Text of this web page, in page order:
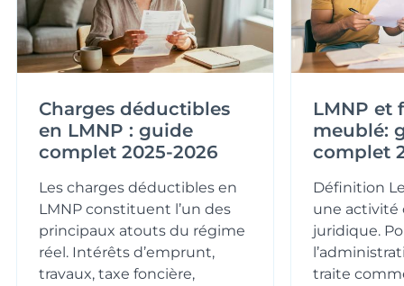
Charges déductibles
en LMNP : guide
complet 2025-2026
Les charges déductibles en
LMNP constituent l’un des
principaux atouts du régime
réel. Intérêts d’emprunt,
travaux, taxe foncière,
LMNP et
meublé:
complet
Définition
une activité
juridique.
traite